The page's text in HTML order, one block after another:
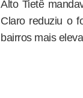
Alto Tietê
Claro reduziu o
bairros mais